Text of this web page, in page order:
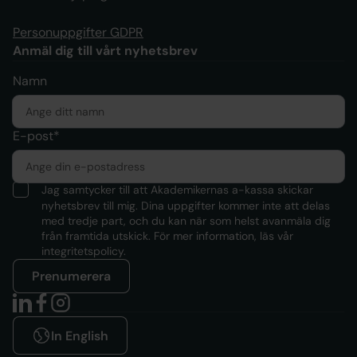
In English
Personuppgifter GDPR
Anmäl dig till vårt nyhetsbrev
Namn
E-post*
Jag samtycker till att Akademikernas a-kassa skickar
nyhetsbrev till mig. Dina uppgifter kommer inte att delas
med tredje part, och du kan när som helst avanmäla dig
från framtida utskick. För mer information, läs vår
integritetspolicy.
Prenumerera